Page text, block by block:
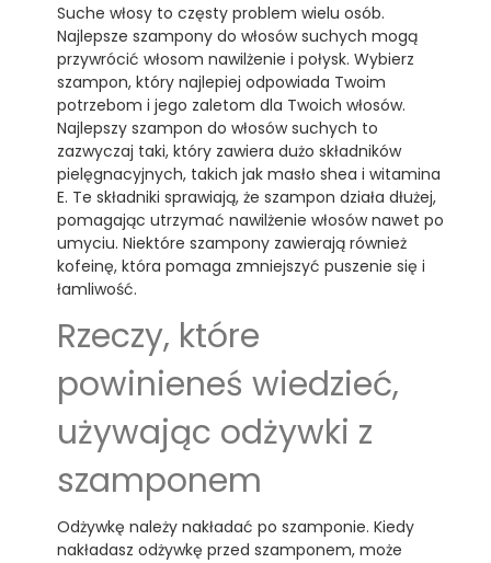
Suche włosy to częsty problem wielu osób.
Najlepsze szampony do włosów suchych mogą
przywrócić włosom nawilżenie i połysk. Wybierz
szampon, który najlepiej odpowiada Twoim
potrzebom i jego zaletom dla Twoich włosów.
Najlepszy szampon do włosów suchych to
zazwyczaj taki, który zawiera dużo składników
pielęgnacyjnych, takich jak masło shea i witamina
E. Te składniki sprawiają, że szampon działa dłużej,
pomagając utrzymać nawilżenie włosów nawet po
umyciu. Niektóre szampony zawierają również
kofeinę, która pomaga zmniejszyć puszenie się i
łamliwość.
Rzeczy, które
powinieneś wiedzieć,
używając odżywki z
szamponem
Odżywkę należy nakładać po szamponie. Kiedy
nakładasz odżywkę przed szamponem, może